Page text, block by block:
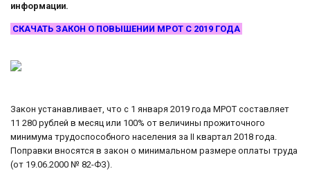
информации.
СКАЧАТЬ ЗАКОН О ПОВЫШЕНИИ МРОТ С 2019 ГОДА
Закон устанавливает, что с 1 января 2019 года МРОТ составляет
11 280 рублей в месяц или 100% от величины прожиточного
минимума трудоспособного населения за II квартал 2018 года.
Поправки вносятся в закон о минимальном размере оплаты труда
(от 19.06.2000 № 82-ФЗ).